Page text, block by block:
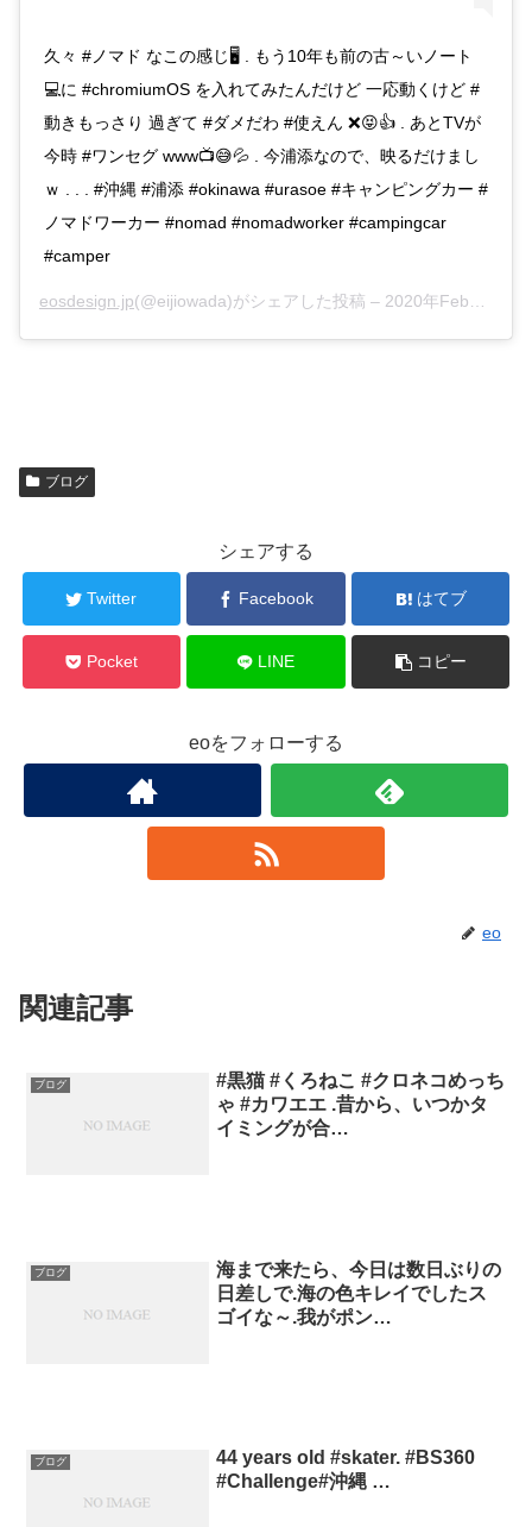
久々 #ノマド なこの感じ🖥️ . もう10年も前の古～いノート
💻に #chromiumOS を入れてみたんだけど 一応動くけど #
動きもっさり 過ぎて #ダメだわ #使えん ❌😝👍 . あとTVが
今時 #ワンセグ www📺😅💦 . 今浦添なので、映るだけまし
ｗ . . . #沖縄 #浦添 #okinawa #urasoe #キャンピングカー #
ノマドワーカー #nomad #nomadworker #campingcar
#camper
eosdesign.jp(@eijiowada)がシェアした投稿 – 2020年Feb月26日pm8時33分PST
ブログ
シェアする
Twitter Facebook はてブ
Pocket LINE コピー
eoをフォローする
eo
関連記事
ブログ
#黒猫 #くろねこ #クロネコめっち
ゃ #カワエエ .昔から、いつかタ
イミングが合…
ブログ
海まで来たら、今日は数日ぶりの
日差しで.海の色キレイでしたス
ゴイな～.我がポン…
ブログ
44 years old #skater. #BS360
#Challenge#沖縄 …